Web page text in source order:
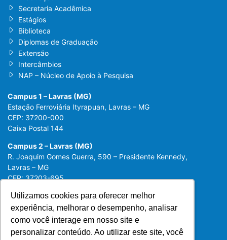
Utilizamos cookies para oferecer melhor
experiência, melhorar o desempenho, analisar
como você interage em nosso site e
personalizar conteúdo. Ao utilizar este site, você
Utilizamos cookies para oferecer melhor
experiência, melhorar o desempenho, analisar
como você interage em nosso site e
personalizar conteúdo. Ao utilizar este site, você
Secretaria Acadêmica
Estágios
Biblioteca
Diplomas de Graduação
Extensão
Intercâmbios
NAP – Núcleo de Apoio à Pesquisa
Campus 1 – Lavras (MG)
Estação Ferroviária Ityrapuan, Lavras – MG
CEP: 37200-000
Caixa Postal 144
Campus 2 – Lavras (MG)
R. Joaquim Gomes Guerra, 590 – Presidente Kennedy,
Lavras – MG
CEP: 37203-695